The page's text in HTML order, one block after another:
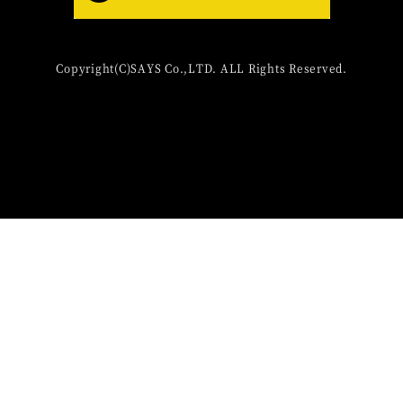
Copyright(C)SAYS Co.,LTD. ALL Rights Reserved.